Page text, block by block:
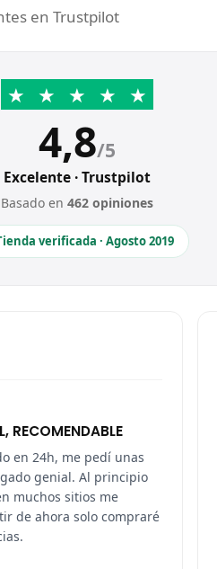
en Trustpilot
★ ★ ★ ★ ★
4,8/5
Excelente · Trustpilot
Basado en462 opiniones
verificada · Agosto 2019
RECOMENDABLE
en 24h, me pedí unas
genial. Al principio
muchos sitios me
de ahora solo compraré